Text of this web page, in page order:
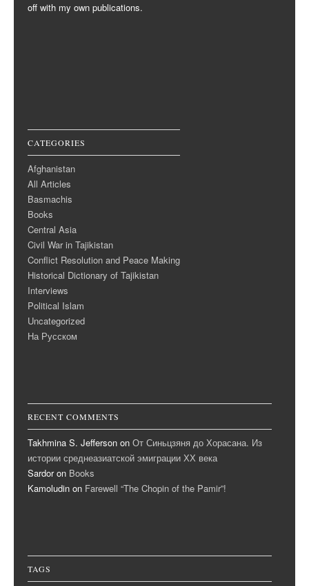
off with my own publications.
CATEGORIES
Afghanistan
All Articles
Basmachis
Books
Central Asia
Civil War in Tajikistan
Conflict Resolution and Peace Making
Historical Dictionary of Tajikistan
Interviews
Political Islam
Uncategorized
На Русском
RECENT COMMENTS
Takhmina S. Jefferson on От Синьцзяня до Хорасана. Из
истории среднеазиатской эмиграции ХХ века
Sardoron Books
Kamoludin on Farewell “The Chopin of the Pamir”!
TAGS